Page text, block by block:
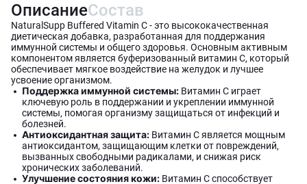
ОписаниеСостав
NaturalSupp Buffered Vitamin C - это высококачественная
диетическая добавка, разработанная для поддержания
иммунной системы и общего здоровья. Основным активным
компонентом является буферизованный витамин C, который
обеспечивает мягкое воздействие на желудок и лучшее
усвоение организмом.
Поддержка иммунной системы: Витамин C играет
ключевую роль в поддержании и укреплении иммунной
системы, помогая организму защищаться от инфекций и
болезней.
Антиоксидантная защита: Витамин C является мощным
антиоксидантом, защищающим клетки от повреждений,
вызванных свободными радикалами, и снижая риск
хронических заболеваний.
Улучшение состояния кожи: Витамин C способствует